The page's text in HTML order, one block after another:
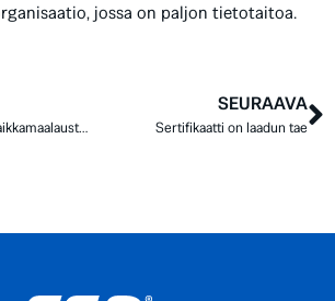
jossa on paljon tietotaitoa.
Lattiapinnoitusta ja paikkamaalausta Oulun Energialle
SEURAAVA
Sertifikaatti on laadun tae